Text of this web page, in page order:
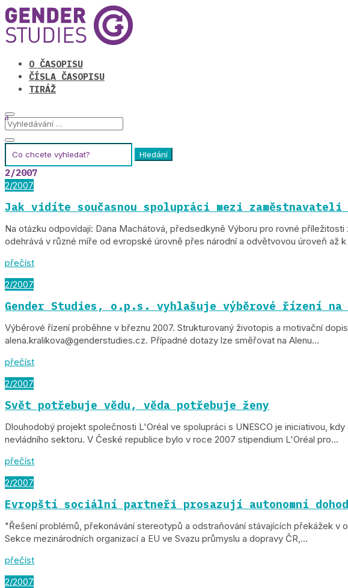
O ČASOPISU
ČÍSLA ČASOPISU
TIRÁŽ
2/2007
2/2007
Jak vidíte současnou spolupráci mezi
Na otázku odpovídají: Dana Machátová, předsedkyně Výboru pro rovné
odehrává v různé míře od evropské úrovně přes národní a odvětvovou úroveň až
přečíst
2/2007
Gender Studies, o.p.s. vyhlašuje výběrové řízení
Výběrové řízení proběhne v březnu 2007. Strukturovaný životopis a motivační
alena.kralikova@genderstudies.cz. Případné dotazy lze směřovat na Alenu...
přečíst
2/2007
Svět potřebuje vědu, věda potřebuje ženy
Dlouhodobý projekt společnosti L'Oréal ve spolupráci s UNESCO je iniciativou,
nevládního sektoru. V České republice bylo v roce 2007 stipendium L'Oréal pro...
přečíst
2/2007
Evropští sociální partneři prosazují autonomní
"Řešení problémů, překonávání stereotypů a odstraňování stávajících překážek v
Sekce mezinárodních organizací a EU ve Svazu průmyslu a dopravy ČR,...
přečíst
2/2007